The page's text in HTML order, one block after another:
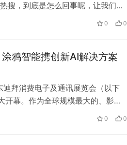
搜，到底是怎么回事呢，让我们一
，他在当地一家餐饮店请朋友和员
0 0
鸦智能携创新AI解决方案
拜消费电子及通讯展览会（以下
幕。作为全球规模最大的、影响
汇聚了世界领先的科技创新者、
、智慧城市、可持续等前沿领域
0 0